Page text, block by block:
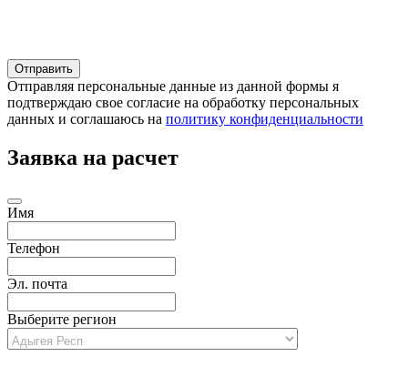
Отправляя персональные данные из данной формы я
подтверждаю свое согласие на обработку персональных
данных и соглашаюсь на политику конфиденциальности
Заявка на расчет
Имя
Телефон
Эл. почта
Выберите регион